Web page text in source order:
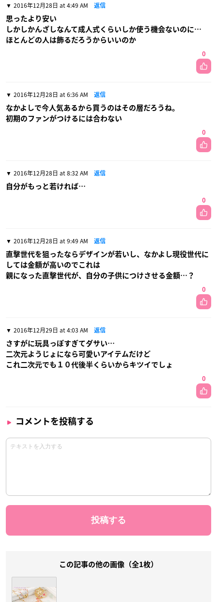
2016年12月28日 at 4:49 AM 返信
思ったより安い
しかしかんざしなんて成人式くらいしか使う機会ないのに…
ほとんどの人は飾るだろうからいいのか
0
2016年12月28日 at 6:36 AM 返信
なかよしで今人気あるから買うのはその層だろうね。
初期のファンがつけるには合わない
0
2016年12月28日 at 8:32 AM 返信
自分がもっと若ければ…
0
2016年12月28日 at 9:49 AM 返信
直撃世代を狙ったならデザインが若いし、なかよし現役世代に
しては金額が高いのでこれは
親になった直撃世代が、自分の子供につけさせる金額…？
0
2016年12月29日 at 4:03 AM 返信
さすがに玩具っぽすぎてダサい…
二次元ようじょになら可愛いアイテムだけど
これ二次元でも１０代後半くらいからキツイでしょ
0
コメントを投稿する
この記事の他の画像（全1枚）